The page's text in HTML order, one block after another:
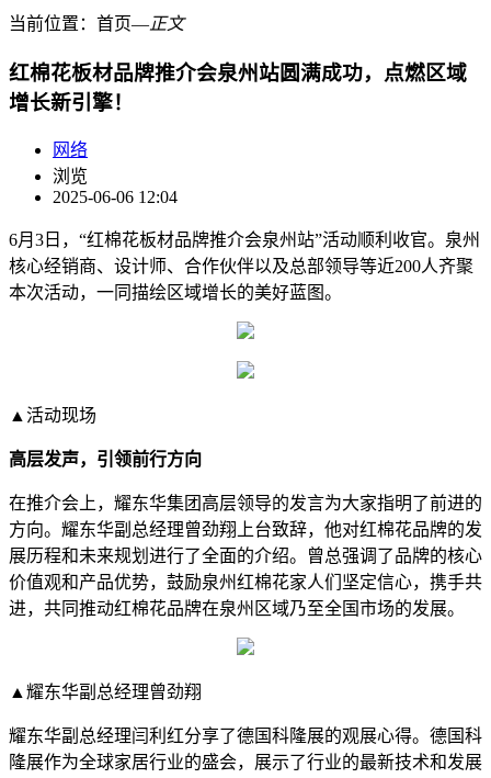
当前位置： 首页―正文
红棉花板材品牌推介会泉州站圆满成功，点燃区域
增长新引擎！
网络
浏览
2025-06-06 12:04
6月3日，“红棉花板材品牌推介会泉州站”活动顺利收官。泉州
核心经销商、设计师、合作伙伴以及总部领导等近200人齐聚
本次活动，一同描绘区域增长的美好蓝图。
▲活动现场
高层发声，引领前行方向
在推介会上，耀东华集团高层领导的发言为大家指明了前进的
方向。耀东华副总经理曾劲翔上台致辞，他对红棉花品牌的发
展历程和未来规划进行了全面的介绍。曾总强调了品牌的核心
价值观和产品优势，鼓励泉州红棉花家人们坚定信心，携手共
进，共同推动红棉花品牌在泉州区域乃至全国市场的发展。
▲耀东华副总经理曾劲翔
耀东华副总经理闫利红分享了德国科隆展的观展心得。德国科
隆展作为全球家居行业的盛会，展示了行业的最新技术和发展